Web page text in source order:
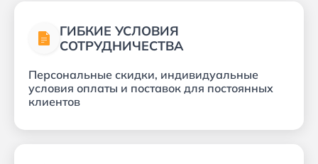
ГИБКИЕ УСЛОВИЯ
СОТРУДНИЧЕСТВА
Персональные скидки, индивидуальные
условия оплаты и поставок для постоянных
клиентов